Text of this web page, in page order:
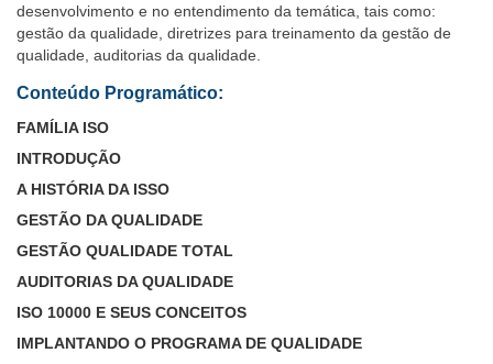
desenvolvimento e no entendimento da temática, tais como:
gestão da qualidade, diretrizes para treinamento da gestão de
qualidade, auditorias da qualidade.
Conteúdo Programático:
FAMÍLIA ISO
INTRODUÇÃO
A HISTÓRIA DA ISSO
GESTÃO DA QUALIDADE
GESTÃO QUALIDADE TOTAL
AUDITORIAS DA QUALIDADE
ISO 10000 E SEUS CONCEITOS
IMPLANTANDO O PROGRAMA DE QUALIDADE